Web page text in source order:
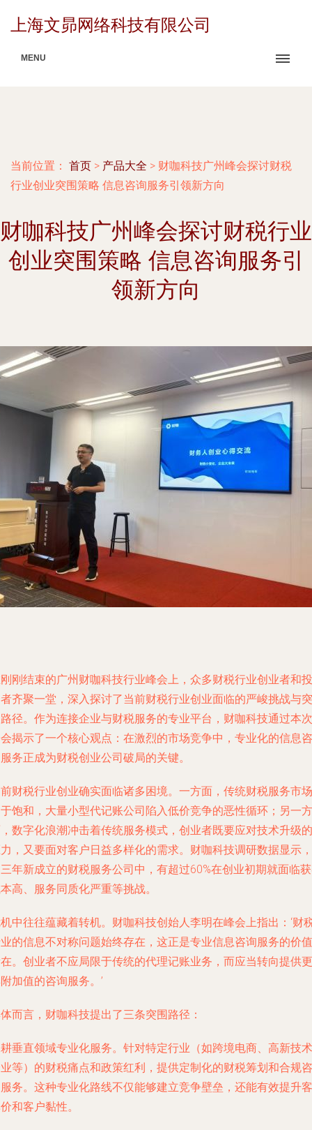
上海文昴网络科技有限公司
MENU
当前位置： 首页 > 产品大全 > 财咖科技广州峰会探讨财税
行业创业突围策略 信息咨询服务引领新方向
财咖科技广州峰会探讨财税行业
创业突围策略 信息咨询服务引
领新方向
刚结束的广州财咖科技行业峰会上，众多财税行业创业者和投
齐聚一堂，深入探讨了当前财税行业创业面临的严峻挑战与突
径。作为连接企业与财税服务的专业平台，财咖科技通过本次
揭示了一个核心观点：在激烈的市场竞争中，专业化的信息咨
务正成为财税创业公司破局的关键。
财税行业创业确实面临诸多困境。一方面，传统财税服务市场
饱和，大量小型代记账公司陷入低价竞争的恶性循环；另一方
数字化浪潮冲击着传统服务模式，创业者既要应对技术升级的
，又要面对客户日益多样化的需求。财咖科技调研数据显示，
年新成立的财税服务公司中，有超过60%在创业初期就面临
高、服务同质化严重等挑战。
中往往蕴藏着转机。财咖科技创始人李明在峰会上指出：‘财
的信息不对称问题始终存在，这正是专业信息咨询服务的价值
。创业者不应局限于传统的代理记账业务，而应当转向提供更
加值的咨询服务。’
而言，财咖科技提出了三条突围路径：
垂直领域专业化服务。针对特定行业（如跨境电商、高新技术
等）的财税痛点和政策红利，提供定制化的财税筹划和合规咨
务。这种专业化路线不仅能够建立竞争壁垒，还能有效提升客
和客户黏性。